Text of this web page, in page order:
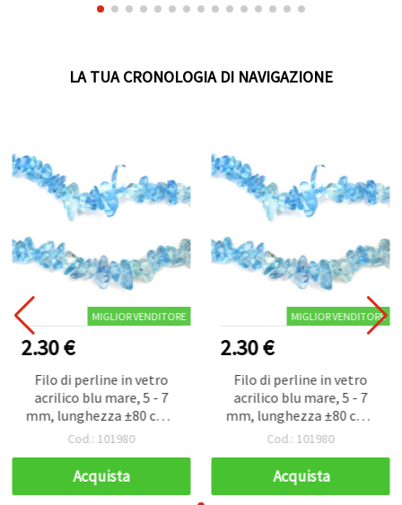
LA TUA CRONOLOGIA DI NAVIGAZIONE
MIGLIOR VENDITORE
2.30 €
Filo di perline in vetro
acrilico blu mare, 5 - 7
mm, lunghezza ±80 cm -
Ideale, e accessori
Cod.: 101980
Acquista
MIGLIOR VENDITORE
2.30 €
Filo di perline in vetro
acrilico blu mare, 5 - 7
mm, lunghezza ±80 cm -
Ideale, e accessori
Cod.: 101980
Acquista